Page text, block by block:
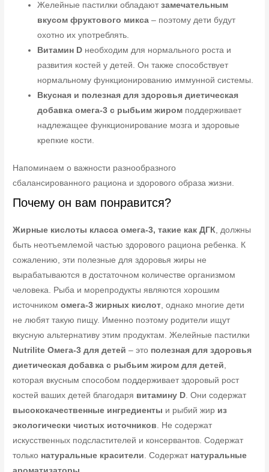
Желейные пастилки обладаютзамечательным
вкусом фруктового микса – поэтому дети будут
охотно их употреблять.
Витамин D необходим для нормального роста и
развития костей у детей. Он также способствует
нормальному функционированию иммунной системы.
Вкусная и полезная для здоровья диетическая
добавка омега-3 с рыбьим жиром поддерживает
надлежащее функционирование мозга и здоровые
крепкие кости.
Напоминаем о важности разнообразного
сбалансированного рациона и здорового образа жизни.
Почему он вам понравится?
Жирные кислоты класса омега-3, такие как ДГК , должны
быть неотъемлемой частью здорового рациона ребенка. К
сожалению, эти полезные для здоровья жиры не
вырабатываются в достаточном количестве организмом
человека. Рыба и морепродукты являются хорошим
источникомомега-3 жирных кислот , однако многие дети
не любят такую пищу. Именно поэтому родители ищут
вкусную альтернативу этим продуктам. Желейные пастилки
Nutrilite Омега-3 для детей – это полезная для здоровья
диетическая добавка с рыбьим жиром для детей
которая вкусным способом поддерживает здоровый рост
костей ваших детей благодаря витамину D . Они содержат
высококачественные ингредиенты и рыбий жир из
экологически чистых источников . Не содержат
искусственных подсластителей и консервантов. Содержат
только натуральные красители . Содержат натуральные